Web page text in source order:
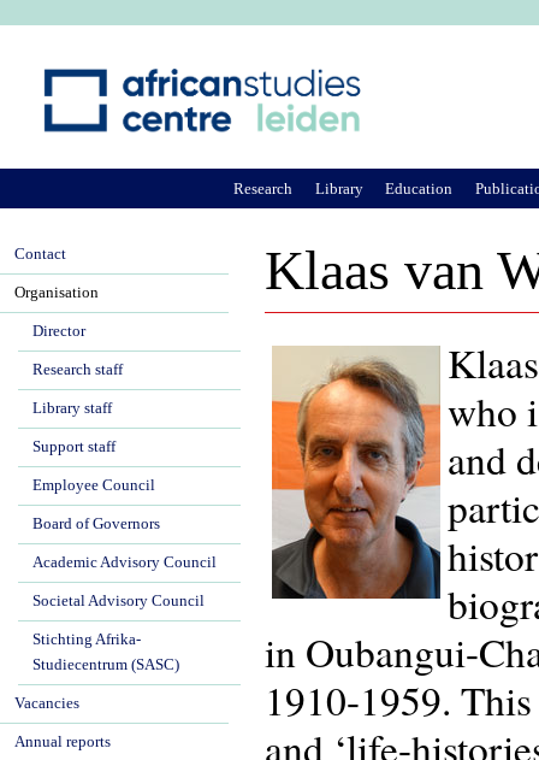
Klaas van
who
and
in Oubangui-
1910-1959.
and ‘life-
Research Library Education
Contact
Organisation
Director
Research staff
Library staff
Support staff
Employee Council
Board of Governors
Academic Advisory Council
Societal Advisory Council
Stichting Afrika-
Studiecentrum (SASC)
Vacancies
Annual reports